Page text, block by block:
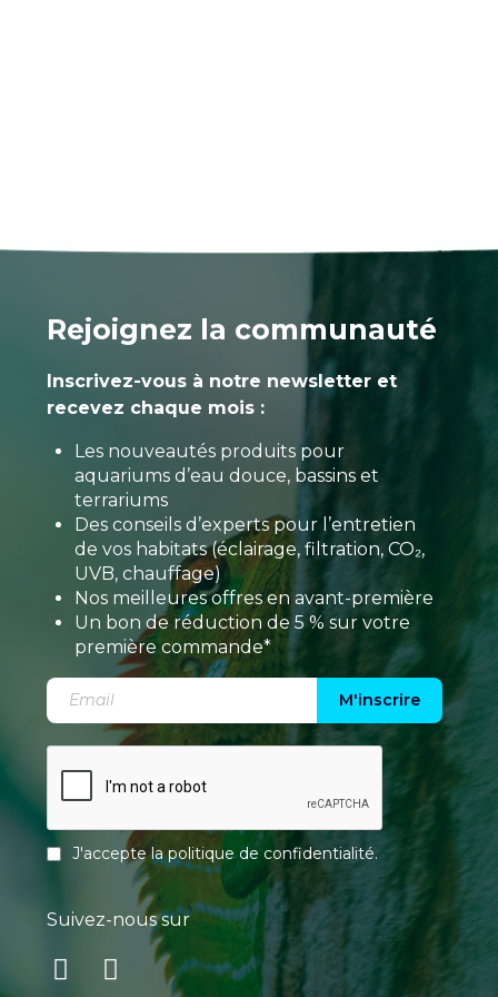
Rejoignez la communauté
Inscrivez-vous à notre newsletter et
recevez chaque mois :
Les nouveautés produits pour
aquariums d’eau douce, bassins et
terrariums
Des conseils d’experts pour l’entretien
de vos habitats (éclairage, filtration, CO₂,
UVB, chauffage)
Nos meilleures offres en avant-première
Un bon de réduction de 5 % sur votre
première commande*
M'inscrire
J'accepte lapolitique de confidentialité.
Suivez-nous sur